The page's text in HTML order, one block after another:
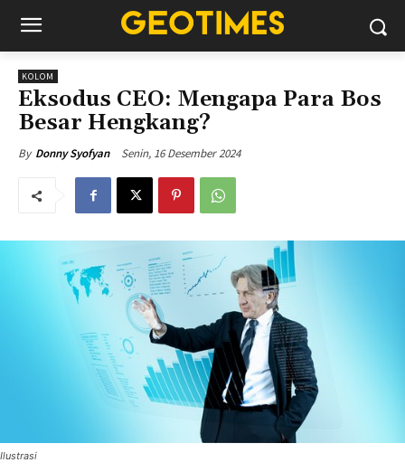
KOLOM
Eksodus CEO: Mengapa Para Bos
Besar Hengkang?
By Donny Syofyan Senin, 16 Desember 2024
Ilustrasi